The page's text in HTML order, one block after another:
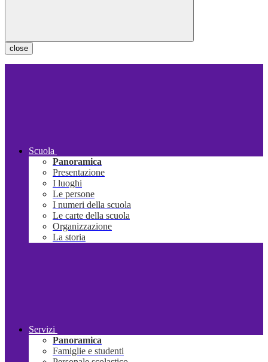
close
Scuola
Panoramica
Presentazione
I luoghi
Le persone
I numeri della scuola
Le carte della scuola
Organizzazione
La storia
Servizi
Panoramica
Famiglie e studenti